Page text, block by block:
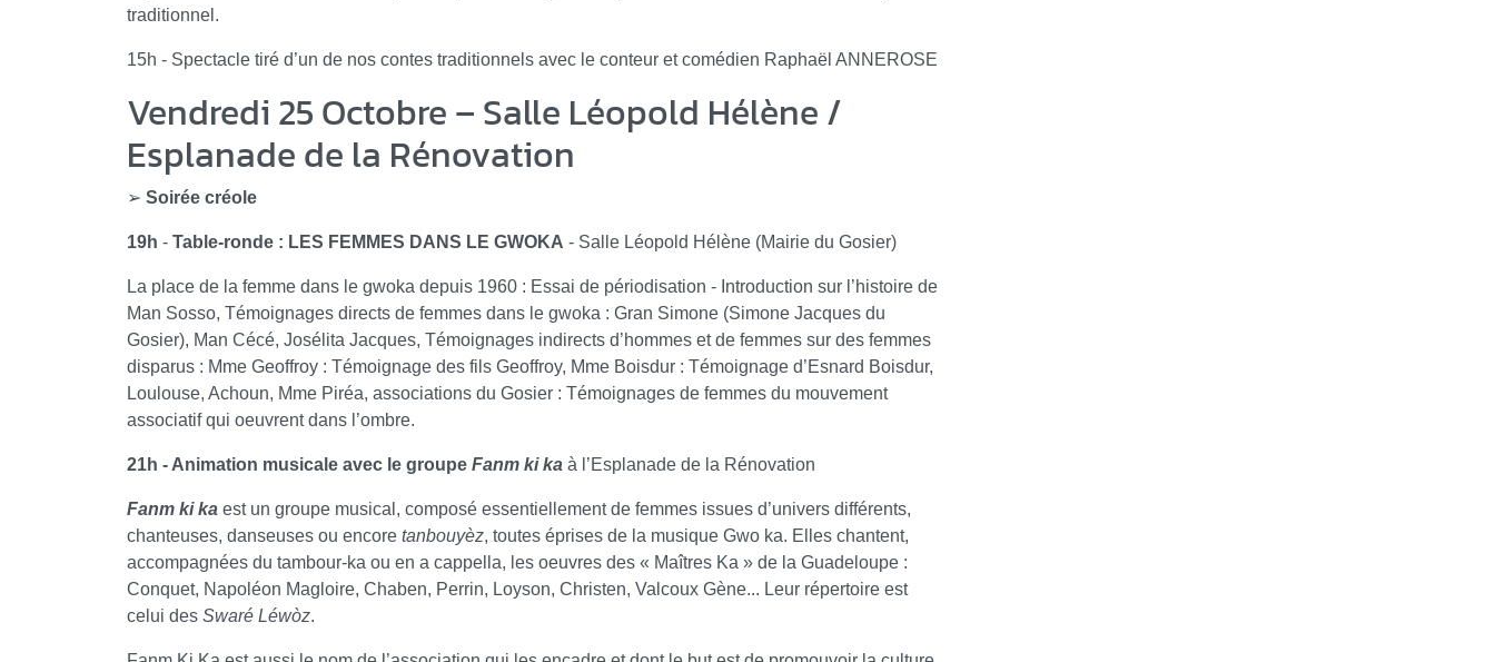
traditionnel.
15h - Spectacle tiré d’un de nos contes traditionnels avec le conteur et comédien Raphaël ANNEROSE
Vendredi 25 Octobre – Salle Léopold Hélène /
Esplanade de la Rénovation
➢ Soirée créole
19h - Table-ronde : LES FEMMES DANS LE GWOKA - Salle Léopold Hélène (Mairie du Gosier)
La place de la femme dans le gwoka depuis 1960 : Essai de périodisation - Introduction sur l’histoire de
Man Sosso, Témoignages directs de femmes dans le gwoka : Gran Simone (Simone Jacques du
Gosier), Man Cécé, Josélita Jacques, Témoignages indirects d’hommes et de femmes sur des femmes
disparus : Mme Geoffroy : Témoignage des fils Geoffroy, Mme Boisdur : Témoignage d’Esnard Boisdur,
Loulouse, Achoun, Mme Piréa, associations du Gosier : Témoignages de femmes du mouvement
associatif qui oeuvrent dans l’ombre.
21h - Animation musicale avec le groupe Fanm ki ka à l’Esplanade de la Rénovation
Fanm ki ka est un groupe musical, composé essentiellement de femmes issues d’univers différents,
chanteuses, danseuses ou encore tanbouyèz, toutes éprises de la musique Gwo ka. Elles chantent,
accompagnées du tambour-ka ou en a cappella, les oeuvres des « Maîtres Ka » de la Guadeloupe :
Conquet, Napoléon Magloire, Chaben, Perrin, Loyson, Christen, Valcoux Gène... Leur répertoire est
celui des Swaré Léwòz.